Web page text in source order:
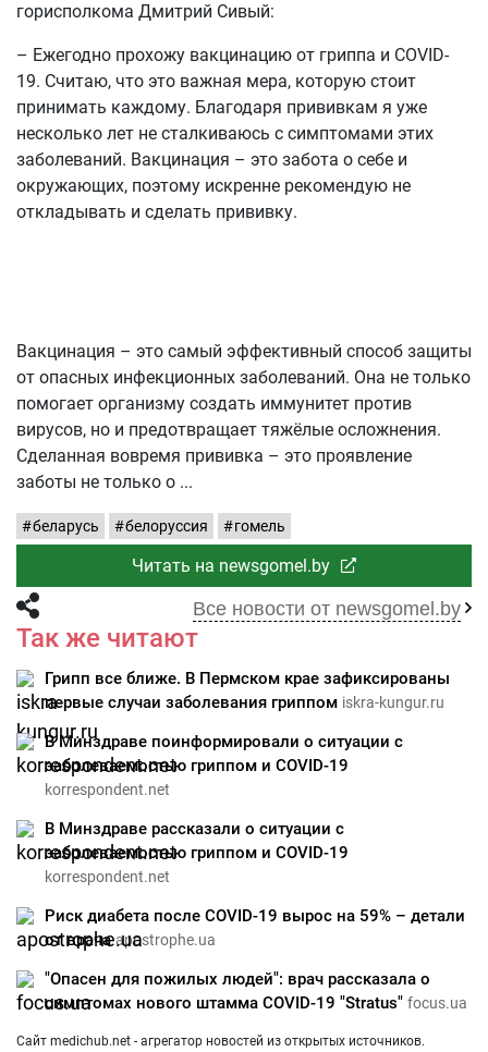
горисполкома Дмитрий Сивый:
– Ежегодно прохожу вакцинацию от гриппа и COVID-
19. Считаю, что это важная мера, которую стоит
принимать каждому. Благодаря прививкам я уже
несколько лет не сталкиваюсь с симптомами этих
заболеваний. Вакцинация – это забота о себе и
окружающих, поэтому искренне рекомендую не
откладывать и сделать прививку.
Вакцинация – это самый эффективный способ защиты
от опасных инфекционных заболеваний. Она не только
помогает организму создать иммунитет против
вирусов, но и предотвращает тяжёлые осложнения.
Сделанная вовремя прививка – это проявление
заботы не только о
беларусь белоруссия гомель
Читать на newsgomel.by
Все новости от newsgomel.by
Так же читают
Грипп все ближе. В Пермском крае зафиксированы
первые случаи заболевания гриппом iskra-kungur.ru
В Минздраве поинформировали о ситуации с
заболеваемостью гриппом и COVID-19
korrespondent.net
В Минздраве рассказали о ситуации с
заболеваемостью гриппом и COVID-19
korrespondent.net
Риск диабета после COVID-19 вырос на 59% – детали
от врачаapostrophe.ua
"Опасен для пожилых людей": врач рассказала о
симптомах нового штамма COVID-19 "Stratus" focus.ua
Сайт medichub.net - агрегатор новостей из открытых источников.